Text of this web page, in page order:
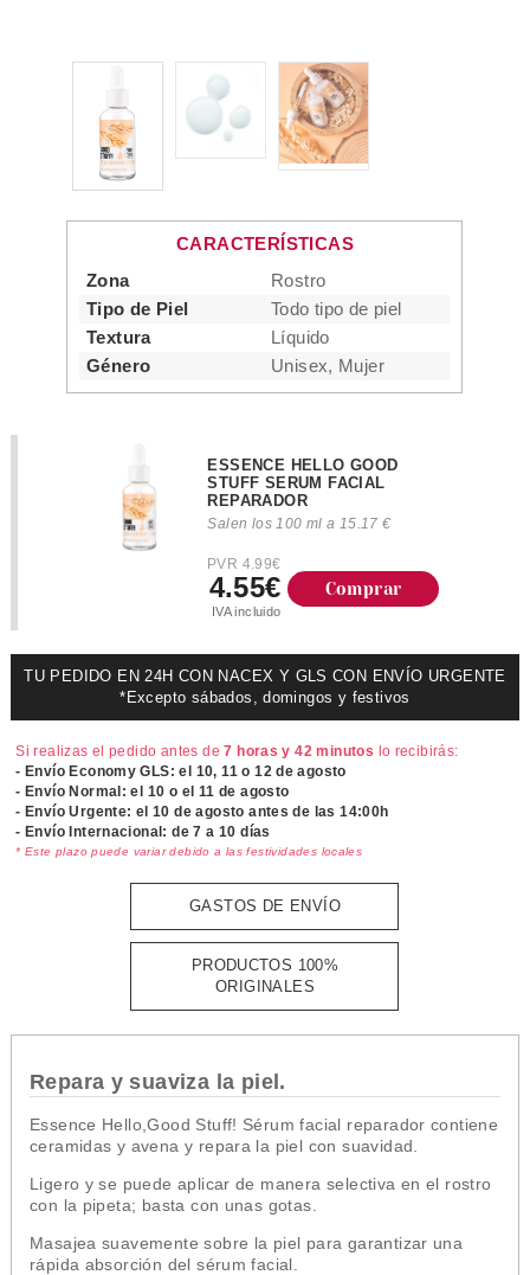
CARACTERÍSTICAS
Zona
Rostro
Tipo de Piel
Todo tipo de piel
Textura
Líquido
Género
Unisex, Mujer
ESSENCE HELLO GOOD
STUFF SERUM FACIAL
REPARADOR
Salen los 100 ml a 15.17 €
PVR 4.99€
4.55€
IVA incluido
Comprar
TU PEDIDO EN 24H CON NACEX Y GLS CON ENVÍO URGENTE
*Excepto sábados, domingos y festivos
Si realizas el pedido antes de7 horas y 42 minutos lo recibirás:
- Envío Economy GLS: el 10, 11 o 12 de agosto
- Envío Normal: el 10 o el 11 de agosto
- Envío Urgente: el10 de agosto antes de las 14:00h
- Envío Internacional: de 7 a 10 días
* Este plazo puede variar debido a las festividades locales
GASTOS DE ENVÍO
PRODUCTOS 100%
ORIGINALES
Repara y suaviza la piel.
Essence Hello,Good Stuff! Sérum facial reparador contiene
ceramidas y avena y repara la piel con suavidad.
Ligero y se puede aplicar de manera selectiva en el rostro
con la pipeta; basta con unas gotas.
Masajea suavemente sobre la piel para garantizar una
rápida absorción del sérum facial.